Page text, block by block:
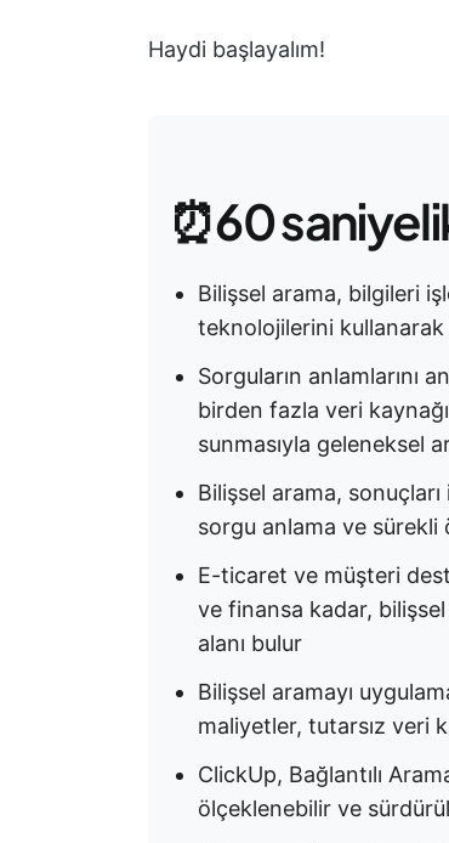
Haydi başlayalım!
⏰60
Bilişsel arama, bilgileri
teknolojilerini
Sorguların anlamlarını
birden fazla veri
sunmasıyla geleneksel
Bilişsel arama,
sorgu anlama ve sürekli
E-ticaret ve müşteri
ve finansa kadar,
alanı bulur
Bilişsel aramayı
maliyetler, tutarsız veri
ClickUp, Bağlantılı
ölçeklenebilir ve